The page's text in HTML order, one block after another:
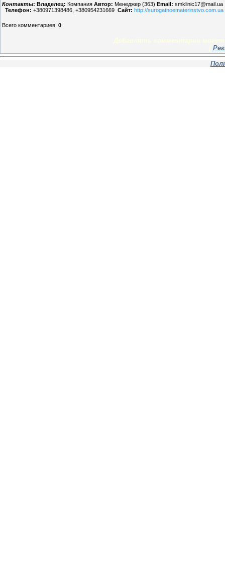
Контакты: Владелец: Компания Автор: Менеджер (363) Email: smklinic17@mail.ua
Телефон: +380971398486, +380954231669 Сайт: http://surogatnoematerinstvo.com.ua
Всего комментариев: 0